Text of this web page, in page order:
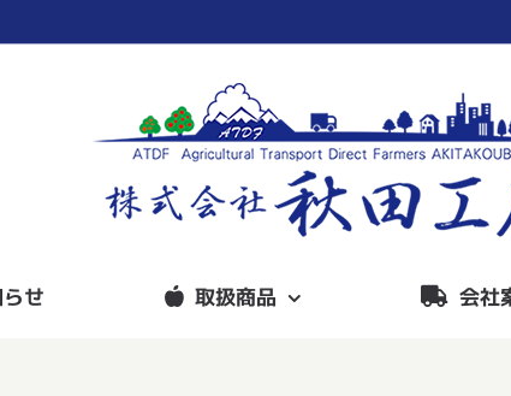
せ 取扱商品 会社